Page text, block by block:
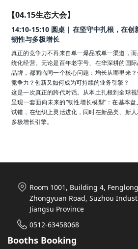
【04.15生态大会】
14:10-15:10 圆桌 | 在坚守中扎根，在
韧性与多极增长
真正的竞争力不再来自单一爆品或单一渠道，
统化经营。无论是百年老字号、在华深耕的国
品牌，都面临同一个核心问题：增长从哪里来
竞争力？创新又如何成为可持续的业务引擎？
这是一次真正的跨代对话。从本土扎根到全球
呈现一套面向未来的“韧性增长模型”：在基本
试错，在组织上灵活进化，同时在新品类、新
多极增长引擎。
Room 1001, Building 4, Fenglong
Zhongyuan Road, Suzhou
Jiangsu Province
0512-63458068
Booths Booking